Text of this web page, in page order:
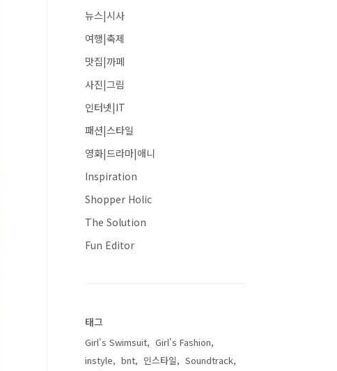
뉴스|시사
여행|축제
맛집|까페
사진|그림
인터넷|IT
패션|스타일
영화|드라마|애니
Inspiration
Shopper Holic
The Solution
Fun Editor
태그
Girl's Swimsuit
Girl's Fashion
instyle
bnt 인스타일
Soundtrack